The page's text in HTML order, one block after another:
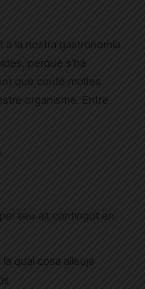
a la nostra gastronomia
perquè s’ha
que conté moltes
organisme. Entre
seu alt contingut en
qual cosa alleuja